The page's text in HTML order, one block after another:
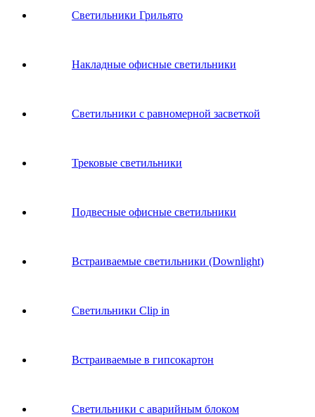
Светильники Грильято
Накладные офисные светильники
Светильники с равномерной засветкой
Трековые светильники
Подвесные офисные светильники
Встраиваемые светильники (Downlight)
Светильники Clip in
Встраиваемые в гипсокартон
Светильники с аварийным блоком